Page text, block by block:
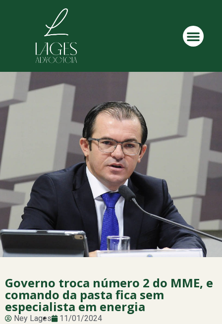
Governo troca número 2 do MME, e
comando da pasta fica sem
especialista em energia
Ney Lages 11/01/2024